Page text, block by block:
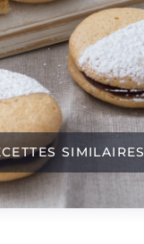
SIMILAIRES